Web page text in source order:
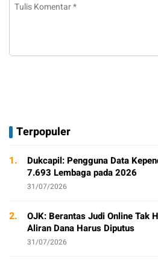
Terpopuler
1.
Dukcapil: Pengguna Data
7.693 Lembaga pada 2026
31/07/2026
2.
OJK: Berantas Judi Online Tak
Aliran Dana Harus Diputus
31/07/2026